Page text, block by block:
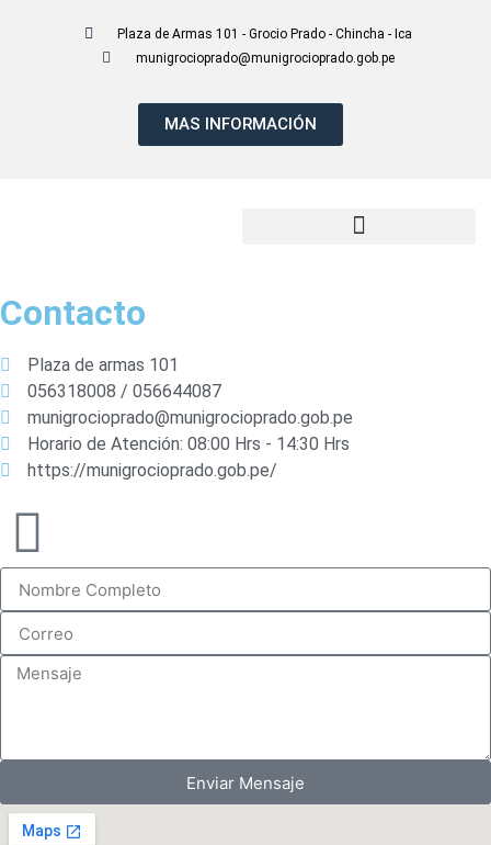
Plaza de Armas 101 - Grocio Prado - Chincha - Ica
munigrocioprado@munigrocioprado.gob.pe
MAS INFORMACIÓN
Contacto
Plaza de armas 101
056318008 / 056644087
munigrocioprado@munigrocioprado.gob.pe
Horario de Atención: 08:00 Hrs - 14:30 Hrs
https://munigrocioprado.gob.pe/
Enviar Mensaje